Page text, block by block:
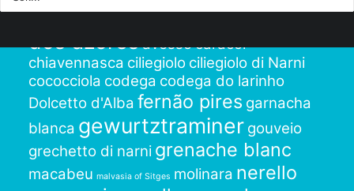
albariñoalicante brancoarinto
dos azoresavessocaracol
chiavennasca ciliegiolo ciliegiolo di Narni
cococciola codega codega do larinho
Dolcetto d'Alba fernão pires garnacha
blanca gewurtztraminer gouveio
grechetto di narni grenache blanc
macabeu malvasia of Sitges molinara nerello